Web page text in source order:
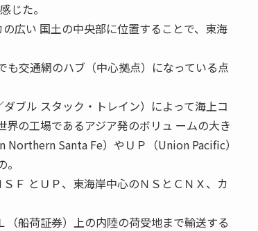
じた。
広い 国土の中央部に位置することで、東海
交通網のハブ（中心拠点）になっている点
ブル スタック・トレイン）によって海上コ
の工場であるアジア発のボリュ ームの大き
Santa Fe）やＵＰ（Union Pacific）
Ｆ とＵＰ、東海岸中心のＮＳとＣＮＸ、カ
船荷証券）上の内陸の荷受地まで輸送する